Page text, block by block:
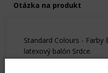
Otázka na produkt
Standard Colours - Farby
latexový balón Srdce.